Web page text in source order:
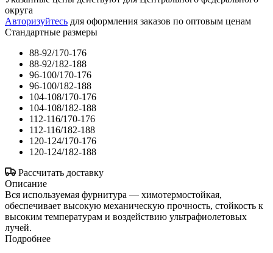
округа
Авторизуйтесь для оформления заказов по оптовым ценам
Стандартные размеры
88-92/170-176
88-92/182-188
96-100/170-176
96-100/182-188
104-108/170-176
104-108/182-188
112-116/170-176
112-116/182-188
120-124/170-176
120-124/182-188
Рассчитать доставку
Описание
Вся используемая фурнитура — химотермостойкая,
обеспечивает высокую механическую прочность, стойкость к
высоким температурам и воздействию ультрафиолетовых
лучей.
Подробнее